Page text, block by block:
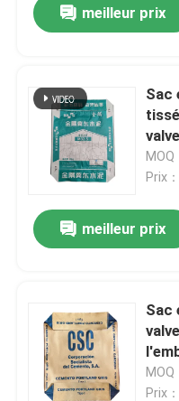
meilleur prix
Sac
Prix
meilleur prix
Sac
Prix